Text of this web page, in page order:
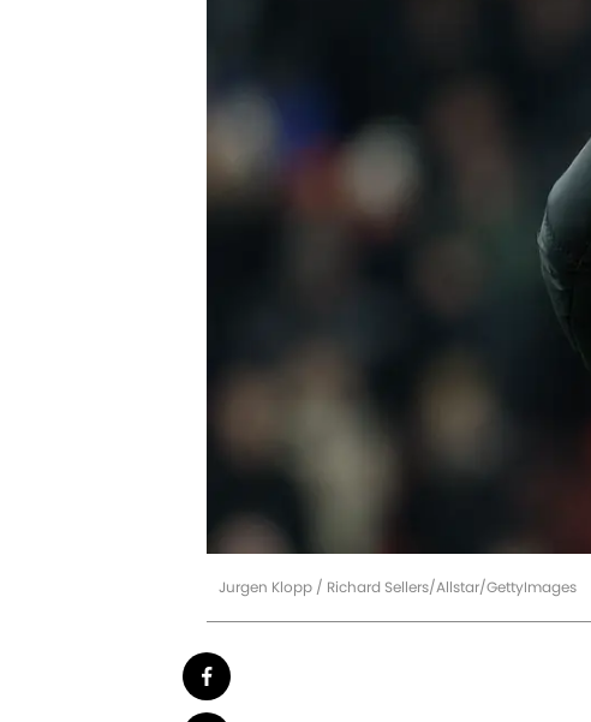
Jurgen Klopp / Richard Sellers/Allstar/GettyImages